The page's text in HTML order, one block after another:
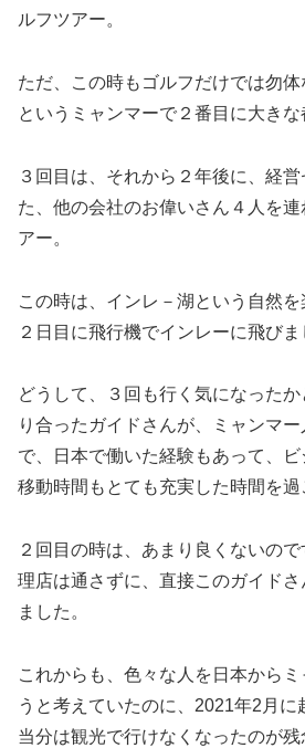
ルフツアー。
ただ、この時もゴルフだけでは勿
というミャンマーで２番目に大きな
３回目は、それから２年後に、経
た、他の会社のお偉いさん４人を
アー。
この時は、インレ－湖という自然
２日目に飛行機でインレーに飛びま
どうして、３回も行く気になった
り合ったガイドさんが、ミャンマ
で、日本で働いた経験もあって、ビ
移動時間もとても充実した時間を過
２回目の時は、あまり良くないの
理店は通さずに、直接このガイド
ました。
これからも、色々な人を日本から
うと考えていたのに、2021年2月に
当分は観光で行けなくなったのが残